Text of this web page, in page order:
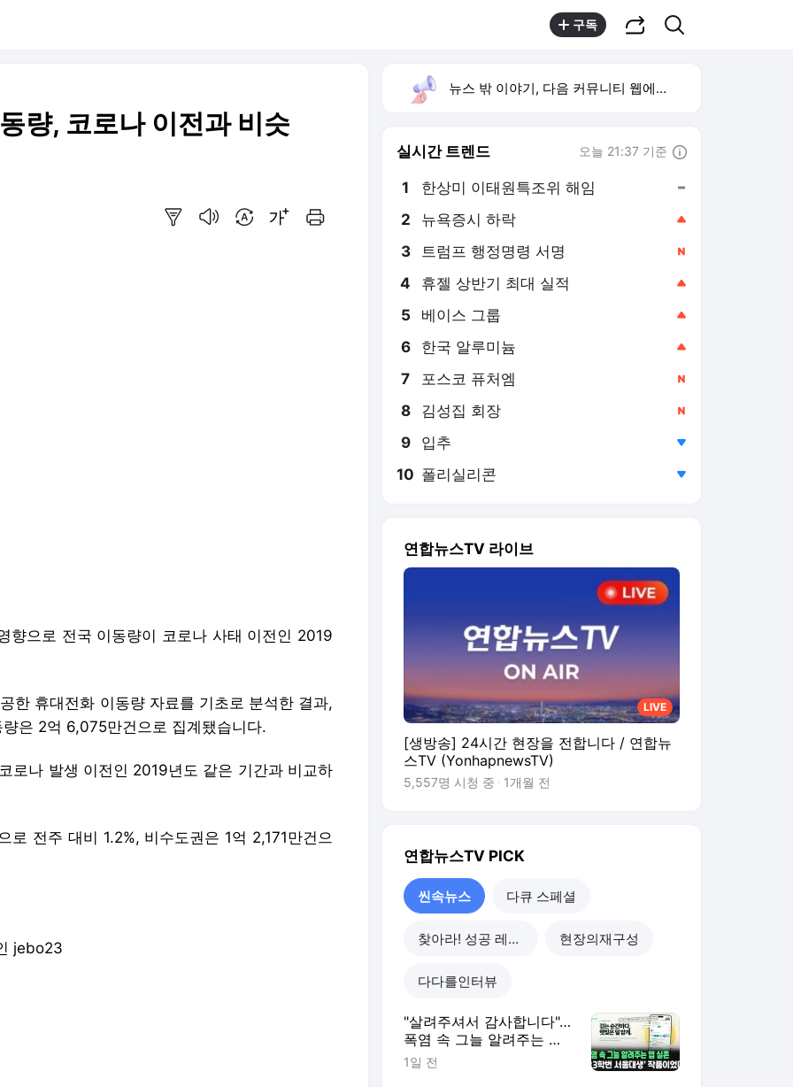
구독
량, 코로나 이전과 비슷
향으로 전국 이동량이 코로나 사태 이전인 2019
한 휴대전화 이동량 자료를 기초로 분석한 결과,
은 2억 6,075만건으로 집계됐습니다.
로나 발생 이전인 2019년도 같은 기간과 비교하
전주 대비 1.2%, 비수도권은 1억 2,171만건으
jebo23
뉴스 밖 이야기, 다음 커뮤니티 웹에서 보기
실시간 트렌드 오늘 21:37 기준
1 한상미 이태원특조위 해임
2 뉴욕증시 하락
3 트럼프 행정명령 서명
4 휴젤 상반기 최대 실적
5 베이스 그룹
6 한국 알루미늄
7 포스코 퓨처엠
8 김성집 회장
9 입추
10 폴리실리콘
연합뉴스TV 라이브
LIVE
[생방송] 24시간 현장을 전합니다 / 연합뉴
스TV (YonhapnewsTV)
5,557명 시청 중 1개월 전
연합뉴스TV PICK
씬속뉴스 다큐 스페셜
찾아라! 성공 레시피 현장의재구성
다다를인터뷰
"살려주셔서 감사합니다"…
폭염 속 그늘 알려주는 앱
실존 [씬속뉴스]
1일 전